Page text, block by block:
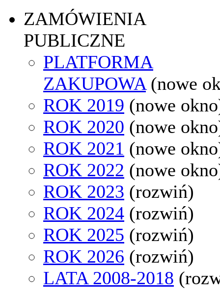
ZAMÓWIENIA
PUBLICZNE
PLATFORMA
ZAKUPOWA (nowe
ROK 2019 (nowe
ROK 2020 (nowe
ROK 2021 (nowe
ROK 2022 (nowe
ROK 2023 (rozwiń)
ROK 2024 (rozwiń)
ROK 2025 (rozwiń)
ROK 2026 (rozwiń)
LATA 2008-2018